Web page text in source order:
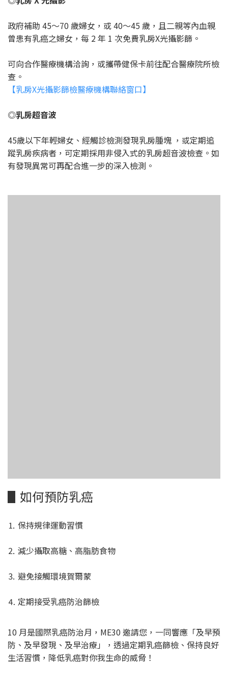
政府補助 45～70 歲婦女，或 40～45 歲，且二親等內血親
曾患有乳癌之婦女，每 2 年 1 次免費乳房X光攝影篩。
可向合作醫療機構洽詢，或攜帶健保卡前往配合醫療院所檢
查。
【乳房X光攝影篩檢醫療機構聯絡窗口】
◎乳房超音波
45歲以下年輕婦女、經觸診檢測發現乳房腫塊 ，或定期追
蹤乳房疾病者，可定期採用非侵入式的乳房超音波檢查。如
有發現異常可再配合進一步的深入檢測。
▋如何預防乳癌
⒈ 保持規律運動習慣
⒉ 減少攝取高糖、高脂肪食物
⒊ 避免接觸環境賀爾蒙
⒋ 定期接受乳癌防治篩檢
10 月是國際乳癌防治月，ME30 邀請您，一同響應「及早預
防、及早發現、及早治療」，透過定期乳癌篩檢、保持良好
生活習慣，降低乳癌對你我生命的威脅！